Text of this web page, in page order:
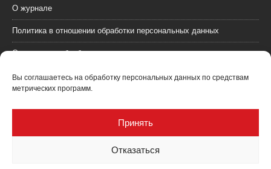
Вы соглашаетесь на обработку персональных данных по средствам
метрических программ.
Принять
Отказаться
О журнале
Политика в отношении обработки персональных данных
Согласие на обработку персональных данных
Пользовательское соглашение (оферта)